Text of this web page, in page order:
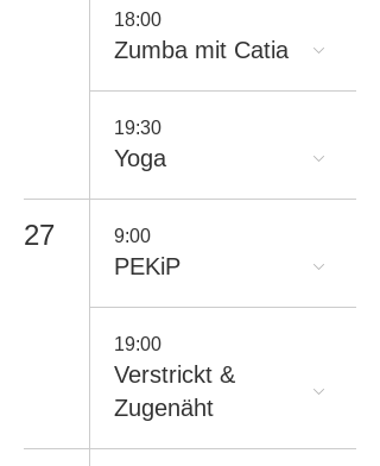
18:00
Zumba mit Catia
19:30
Yoga
27 9:00
PEKiP
19:00
Verstrickt &
Zugenäht